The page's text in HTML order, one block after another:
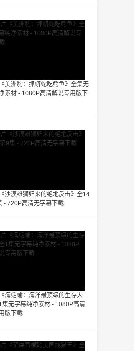
美洲豹：抓蟒蛇吃鳄鱼》全集无
素材 - 1080P高清解说专用版下
沙漠雄狮归来的绝地反击》全14
- 720P高清无字幕下载
海蛞蝓：海洋最顶级的生存大
集无字幕纯净素材 - 1080P高清
版下载